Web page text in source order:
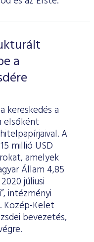
a
kereskedés a
elsőként
A
millió USD
amelyek
Állam 4,85
júliusi
intézményi
Kelet
bevezetés,